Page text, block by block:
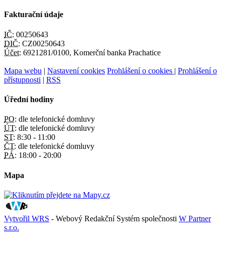
Fakturační údaje
IČ: 00250643
DIČ: CZ00250643
Účet: 6921281/0100, Komerční banka Prachatice
Mapa webu | Nastavení cookies Prohlášení o cookies | Prohlášení o
přístupnosti | RSS
Úřední hodiny
PO: dle telefonické domluvy
ÚT: dle telefonické domluvy
ST: 8:30 - 11:00
ČT: dle telefonické domluvy
PÁ: 18:00 - 20:00
Mapa
Vytvořil WRS - Webový Redakční Systém společnosti W Partner
s.r.o.